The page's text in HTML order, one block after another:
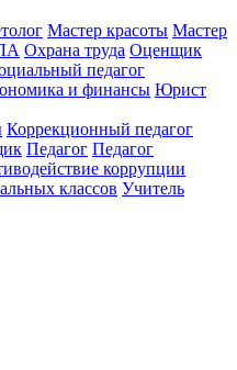
Мастер красоты Мастер
Охрана труда Оценщик
педагог
и финансы Юрист
Коррекционный педагог
Педагог Педагог
коррупции
классов Учитель